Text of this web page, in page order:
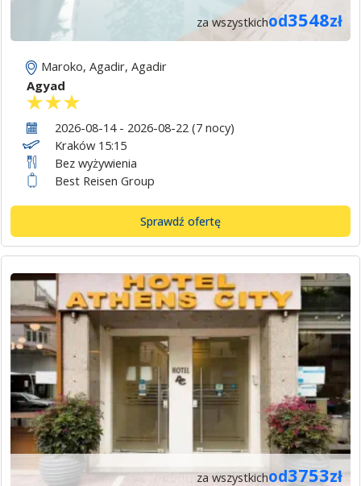
za wszystkichod3548zł
Maroko,Agadir,Agadir
Agyad
2026-08-14 - 2026-08-22 (7 nocy)
Kraków 15:15
Bez wyżywienia
Best Reisen Group
Sprawdź ofertę
za wszystkichod3753zł